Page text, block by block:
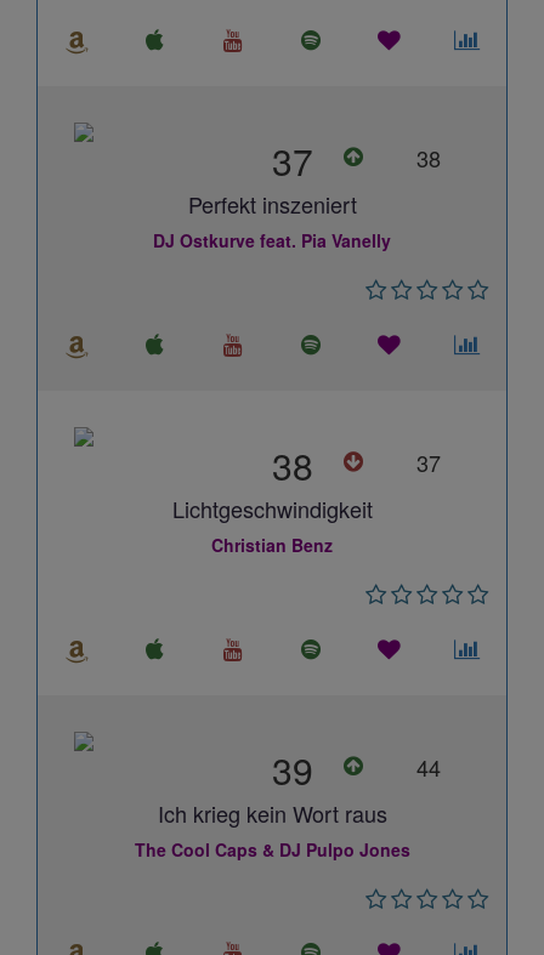
37
38
Perfekt inszeniert
DJ Ostkurve feat. Pia Vanelly
38
37
Lichtgeschwindigkeit
Christian Benz
39
44
Ich krieg kein Wort raus
The Cool Caps & DJ Pulpo Jones